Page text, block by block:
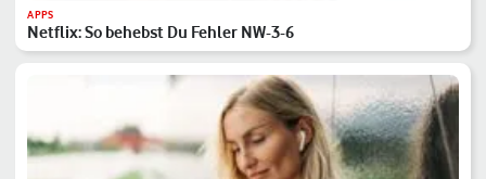
APPS
Netflix: So behebst Du Fehler NW-3-6